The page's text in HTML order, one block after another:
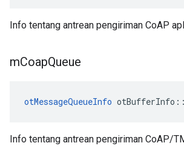
Info tentang antrean pengiriman CoAP
mCoapQueue
otMessageQueueInfo otBufferInfo ::
Info tentang antrean pengiriman CoAP/